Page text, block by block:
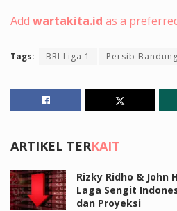
Add wartakita.id as a
Tags: BRI Liga 1 Persib Bandung
ARTIKEL TERKAIT
Rizky Ridho & John
Laga Sengit
dan Proyeksi